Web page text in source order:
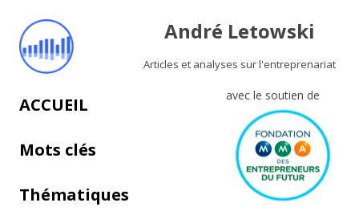
André Letowski
Articles et analyses sur l'entreprenariat
avec le soutien de
Aller au contenu principal
ACCUEIL
Mots clés
Thématiques